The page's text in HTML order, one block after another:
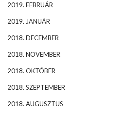
2019. FEBRUÁR
2019. JANUÁR
2018. DECEMBER
2018. NOVEMBER
2018. OKTÓBER
2018. SZEPTEMBER
2018. AUGUSZTUS